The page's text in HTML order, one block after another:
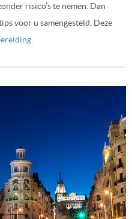
risico’s te nemen. Dan
voor u samengesteld. Deze